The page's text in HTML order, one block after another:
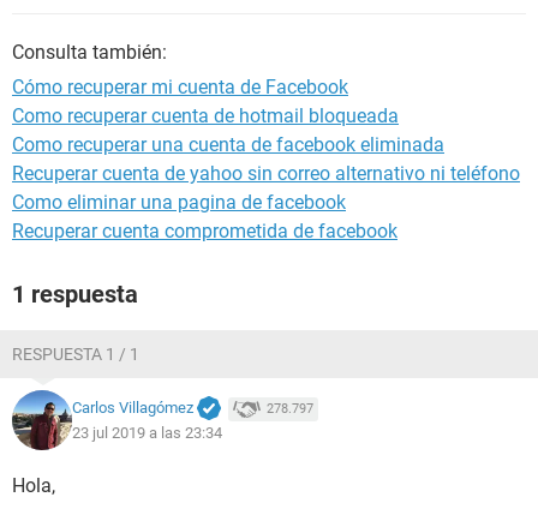
Consulta también:
Cómo recuperar mi cuenta de Facebook
Como recuperar cuenta de hotmail bloqueada
Como recuperar una cuenta de facebook eliminada
Recuperar cuenta de yahoo sin correo alternativo ni teléfono
Como eliminar una pagina de facebook
Recuperar cuenta comprometida de facebook
1 respuesta
RESPUESTA 1 / 1
Carlos Villagómez 278.797
23 jul 2019 a las 23:34
Hola,